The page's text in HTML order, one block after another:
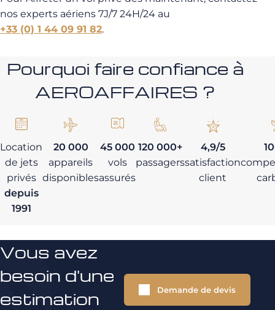
nos experts aériens 7J/7 24H/24 au
+33 (0) 1 44 09 91 82.
Pourquoi faire confiance à
AEROAFFAIRES ?
Location
de jets
privés
depuis
1991
20 000
appareils
disponibles
45 000
vols
assurés
120 000+
passagers
4,9/5
satisfaction
client
Vous avez
besoin d'une
estimation
Demande de devis